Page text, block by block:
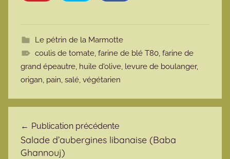
Le pétrin de la Marmotte
coulis de tomate, farine de blé T80, farine de
grand épeautre, huile d'olive, levure de boulanger,
origan, pain, salé, végétarien
Publication précédente
Salade d’aubergines libanaise (Baba
Ghannouj)